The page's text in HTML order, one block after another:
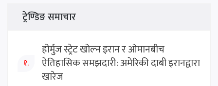
ट्रेण्डिङ समाचार
१.
होर्मुज स्ट्रेट खोल्न इरान र ओमानबीच
ऐतिहासिक समझदारी: अमेरिकी दाबी इरानद्वारा
खारेज